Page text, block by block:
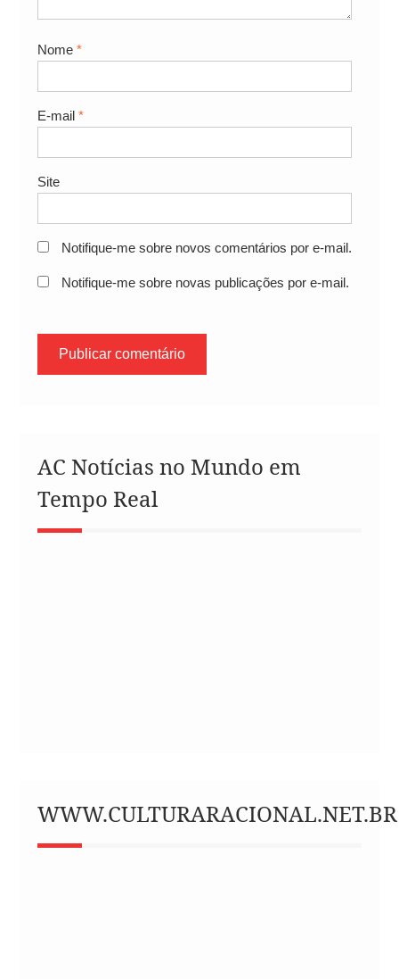
Nome *
E-mail *
Site
Notifique-me sobre novos comentários por e-mail.
Notifique-me sobre novas publicações por e-mail.
AC Notícias no Mundo em
Tempo Real
WWW.CULTURARACIONAL.NET.BR